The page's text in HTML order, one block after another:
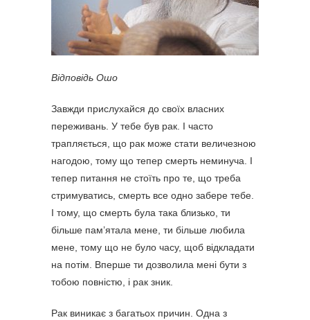
Відповідь Ошо
Завжди прислухайся до своїх власних
переживань. У тебе був рак. І часто
трапляється, що рак може стати величезною
нагодою, тому що тепер смерть неминуча. І
тепер питання не стоїть про те, що треба
стримуватись, смерть все одно забере тебе.
І тому, що смерть була така близько, ти
більше пам’ятала мене, ти більше любила
мене, тому що не було часу, щоб відкладати
на потім. Вперше ти дозволила мені бути з
тобою повністю, і рак зник.
Рак виникає з багатьох причин. Одна з